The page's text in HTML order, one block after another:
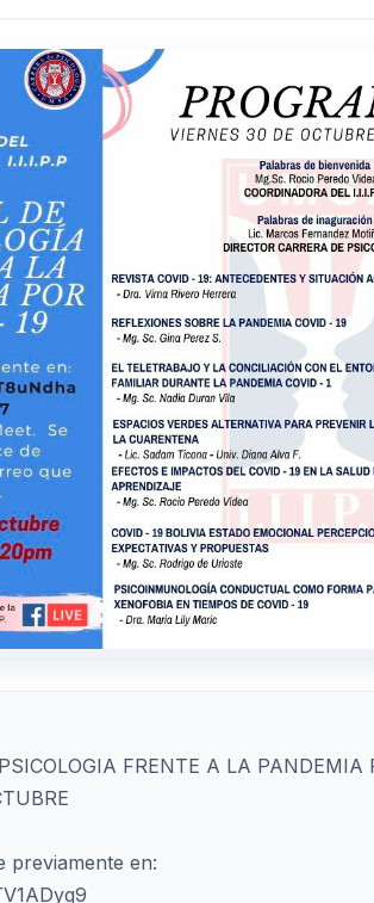
FRENTE A LA PANDEMIA
previamente en: